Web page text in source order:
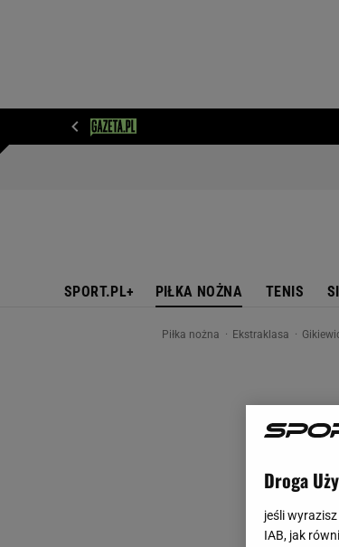
SPORT.PL+ PIŁKA NOŻNA TENIS
Piłka nożna Ekstraklasa
Droga
jeśli
IAB, jak